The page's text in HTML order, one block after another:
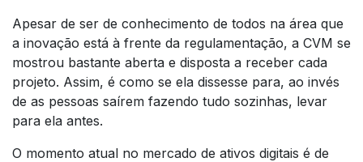
Apesar de ser de conhecimento de todos na área que
a inovação está à frente da regulamentação, a CVM se
mostrou bastante aberta e disposta a receber cada
projeto. Assim, é como se ela dissesse para, ao invés
de as pessoas saírem fazendo tudo sozinhas, levar
para ela antes.
O momento atual no mercado de ativos digitais é de